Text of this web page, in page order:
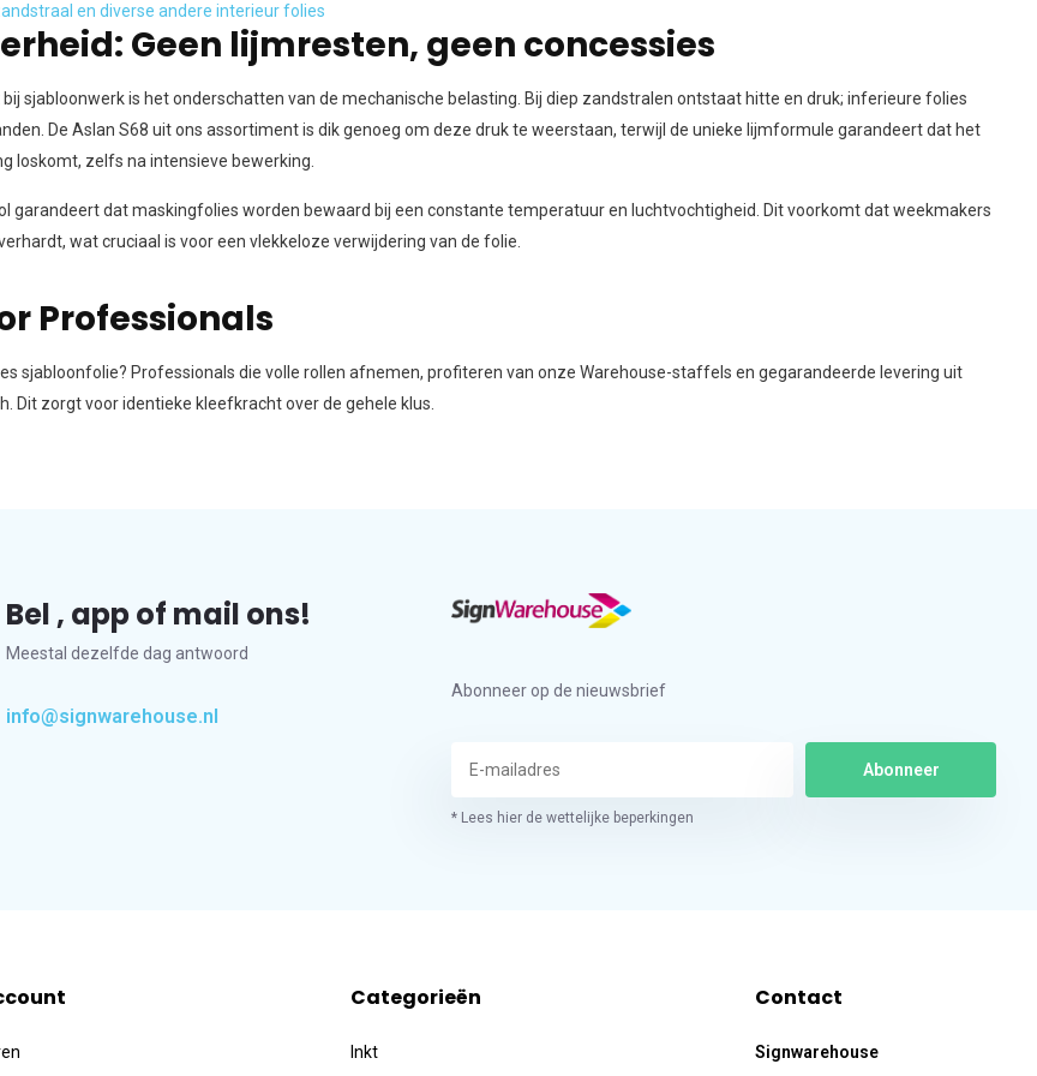
en diverse andere interieur folies
Geen lijmresten, geen concessies
sjabloonwerk is het onderschatten van de mechanische belasting. Bij diep zandstralen ontstaat hitte en druk; inferieure folies
De Aslan S68 uit ons assortiment is dik genoeg om deze druk te weerstaan, terwijl de unieke lijmformule garandeert dat het
loskomt, zelfs na intensieve bewerking.
garandeert dat maskingfolies worden bewaard bij een constante temperatuur en luchtvochtigheid. Dit voorkomt dat weekmakers
wat cruciaal is voor een vlekkeloze verwijdering van de folie.
Professionals
sjabloonfolie? Professionals die volle rollen afnemen, profiteren van onze Warehouse-staffels en gegarandeerde levering uit
Dit zorgt voor identieke kleefkracht over de gehele klus.
Bel , app of mail ons!
Meestal dezelfde dag antwoord
info@signwarehouse.nl
Abonneer op de nieuwsbrief
Abonneer
* Lees hier de wettelijke beperkingen
Categorieën
Inkt
Contact
Signwarehouse